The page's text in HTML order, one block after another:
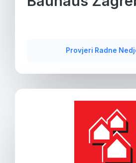
Provjeri Radne